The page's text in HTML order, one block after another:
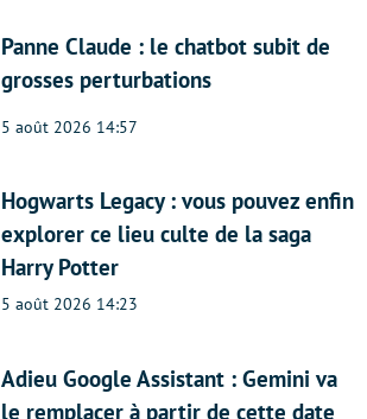
Panne Claude : le chatbot subit de
grosses perturbations
5 août 2026 14:57
Hogwarts Legacy : vous pouvez enfin
explorer ce lieu culte de la saga
Harry Potter
5 août 2026 14:23
Adieu Google Assistant : Gemini va
le remplacer à partir de cette date